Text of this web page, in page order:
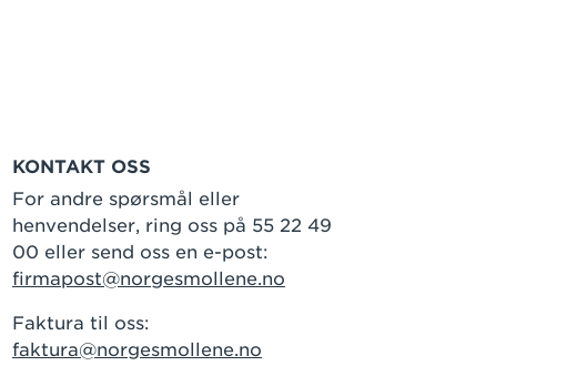
KONTAKT OSS
For andre spørsmål eller
henvendelser, ring oss på 55 22 49
00 eller send oss en e-post:
firmapost@norgesmollene.no
Faktura til oss:
faktura@norgesmollene.no